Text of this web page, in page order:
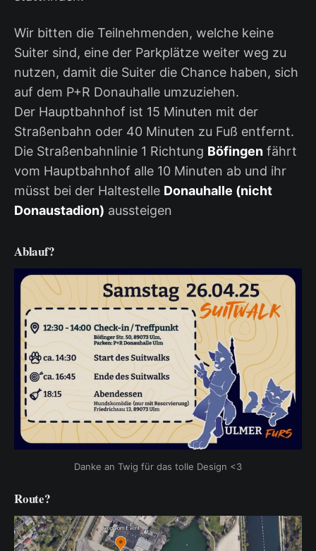
Wir bitten die Teilnehmenden, welche keine
Suiter sind, eine der Parkplätze weiter weg zu
nutzen, damit die Suiter die Chance haben, sich
auf dem P+R Donauhalle umzuziehen.
Der Hauptbahnhof ist 15 Minuten mit der
Straßenbahn oder 40 Minuten zu Fuß entfernt.
Die Straßenbahnlinie 1 Richtung Böfingen fährt
vom Hauptbahnhof alle 10 Minuten ab und ihr
müsst bei der Haltestelle Donauhalle (nicht
Donaustadion) aussteigen
Ablauf?
Danke an Twig für das tolle Design <3
Route?